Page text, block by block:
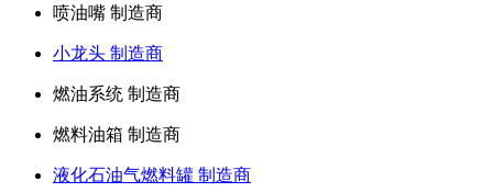
喷油嘴 制造商
小龙头 制造商
燃油系统 制造商
燃料油箱 制造商
液化石油气燃料罐 制造商